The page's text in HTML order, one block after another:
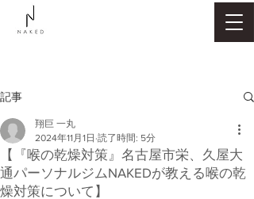
記事
【『喉の乾燥対策』名古屋市栄、久屋大
通パーソナルジムNAKEDが教える喉の乾
燥対策について】
翔巨 一丸
2024年11月1日 読了時間: 5分